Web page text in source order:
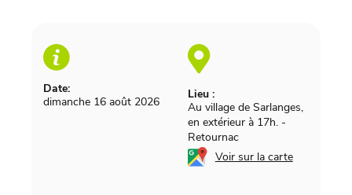
Date:
dimanche 16 août 2026
Lieu :
Au village de Sarlanges,
en extérieur à 17h. -
Retournac
Voir sur la carte